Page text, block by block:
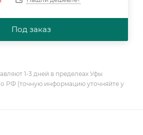
Под заказ
1-3 дней в пределеах Уфы
РФ (точную информацию уточняйте у